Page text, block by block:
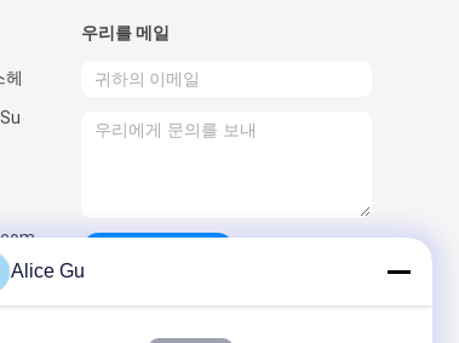
헤
우리를 메일
Alice Gu